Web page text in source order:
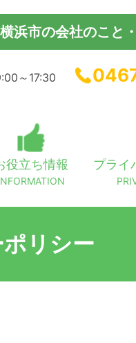
浜市の会社のこと
～17:30
役立ち情報 プライ
リシー